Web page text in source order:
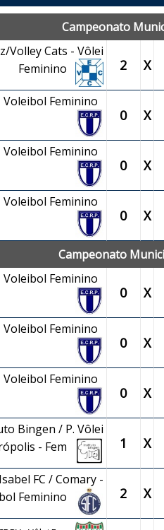
Campeonato
Volley Cats - Vôlei
Feminino
2 X
Voleibol Feminino
0 X
Voleibol Feminino
0 X
Voleibol Feminino
0 X
Campeonato
Voleibol Feminino
0 X
Voleibol Feminino
0 X
Voleibol Feminino
0 X
Bingen / P. Vôlei
- Fem
1 X
FC / Comary -
Feminino
2 X